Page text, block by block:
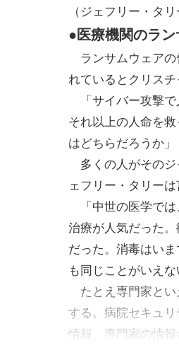
（ジェフリー・タリ
●医療機関のラ
ランサムウェアの
れているとクリスチ
「サイバー攻撃で
それ以上の人命を
はどちらだろうか」
多くの人がそのジ
ェフリー・タリーは
「中世の医学では
治療が人気だった
だった。消毒はい
も同じことがいえな
たとえ専門家とい
する。病院セキュ
情報、専門家の情